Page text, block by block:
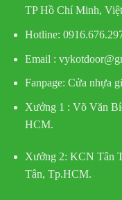
TP Hồ Chí Minh,
Hotline:
Email :
Fanpage: Cửa nhựa
Xưởng 1 : Võ Văn
HCM.
Xưởng 2: KCN Tân
Tân, Tp.HCM.